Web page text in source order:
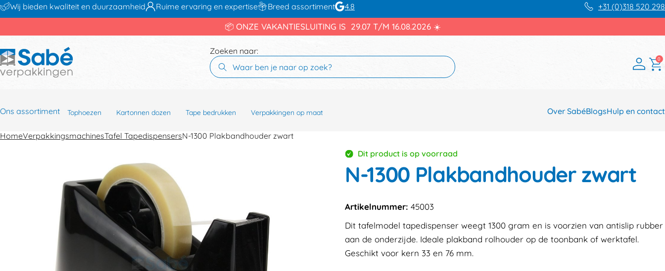
Wij bieden kwaliteit en duurzaamheid Ruime ervaring en expertise Breed assortiment 4.8 +31 (0)318 520 298
📦 ONZE VAKANTIESLUITING IS 29.07 T/M 16.08.2026 ☀️
Zoeken naar:
0
Ons assortiment Over SabéBlogsHulp en contact
Tophoezen Kartonnen dozen Tape bedrukken Verpakkingen op maat
HomeVerpakkingsmachinesTafel TapedispensersN-1300 Plakbandhouder zwart
Dit product is op voorraad
N-1300 Plakbandhouder zwart
Artikelnummer: 45003
Dit tafelmodel tapedispenser weegt 1300 gram en is voorzien van antislip rubber
aan de onderzijde. Ideale plakband rolhouder op de toonbank of werktafel.
Geschikt voor kern 33 en 76 mm.